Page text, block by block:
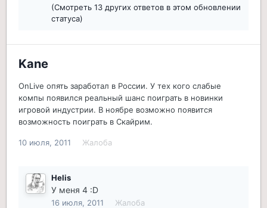
(Смотреть 13 других ответов в этом обновлении
статуса)
Kane
OnLive опять заработал в России. У тех кого слабые
компы появился реальный шанс поиграть в новинки
игровой индустрии. В ноябре возможно появится
возможность поиграть в Скайрим.
10 июля, 2011 Жалоба
Helis
У меня 4 :D
16 июля, 2011 Жалоба